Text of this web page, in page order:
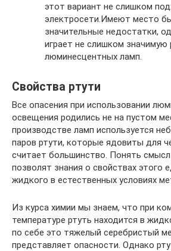
этот вариант не слишком
электросети.Имеют место
значительные недостатки,
играет не слишком значимую
люминесцентных ламп.
Свойства ртути
Все опасения при использовании
освещения родились не на пустом
производстве ламп используется
паров ртути, которые ядовиты для
считает большинство. Понять
позволят знания о свойствах этого
жидкого в естественных условиях
Из курса химии мы знаем, что при
температуре ртуть находится в
по себе это тяжелый серебристый
представляет опасности. Однако